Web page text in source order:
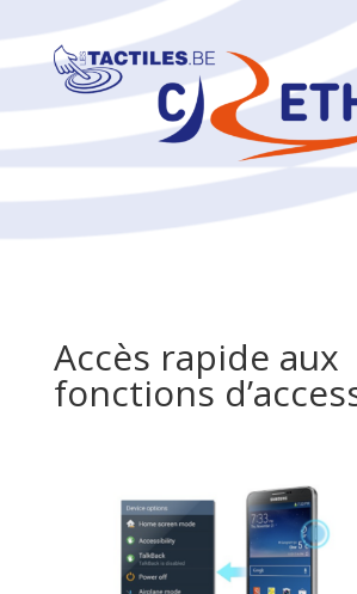
Accès rapide aux
fonctions